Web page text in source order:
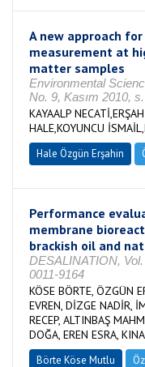
A new approach
measurement at
matter samples
Environmental
No. 9, Kasım 2010,
KAYAALP
HALE,KOYUNCU
Hale Özgün Erşahin
Performance
membrane
brackish oil and
DESALINATION,
0011-9164
KÖSE BÖRTE, ÖZGÜN
EVREN, DİZGE NADİR,
RECEP, ALTINBAŞ
DOĞA, EREN ESRA,
Börte Köse Mutlu